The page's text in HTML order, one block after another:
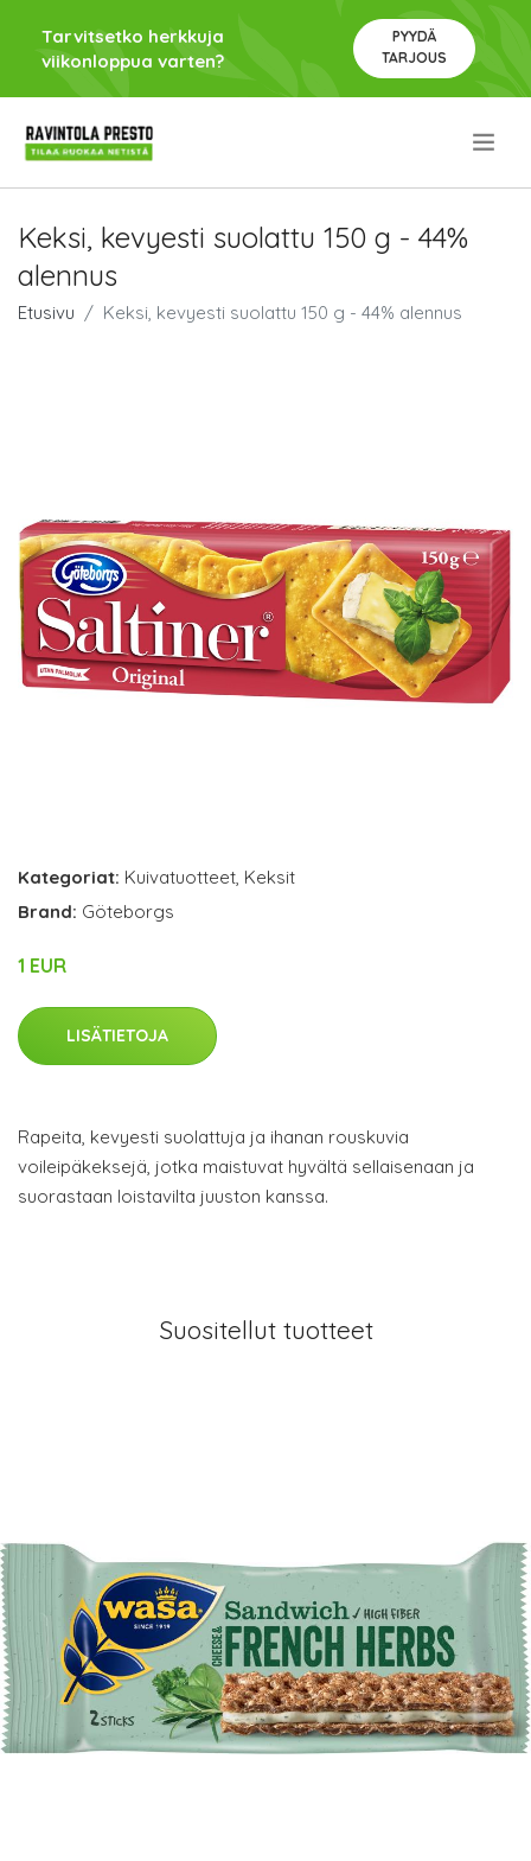
Tarvitsetko herkkuja
viikonloppua varten?
PYYDÄ
TARJOUS
Keksi, kevyesti suolattu 150 g - 44%
alennus
Etusivu Keksi, kevyesti suolattu 150 g - 44% alennus
Kategoriat: Kuivatuotteet, Keksit
Brand: Göteborgs
1 EUR
LISÄTIETOJA
Rapeita, kevyesti suolattuja ja ihanan rouskuvia
voileipäkeksejä, jotka maistuvat hyvältä sellaisenaan ja
suorastaan loistavilta juuston kanssa.
Suositellut tuotteet